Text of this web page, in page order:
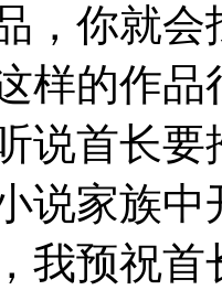
，你就
样的作品
首长要推
说家族
我预祝首